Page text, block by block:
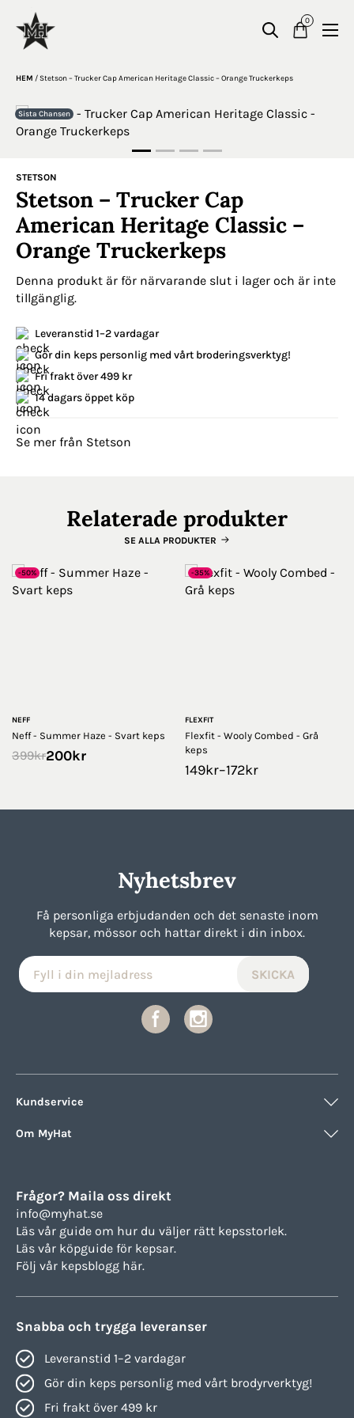
0
HEM /Stetson – Trucker Cap American Heritage Classic – Orange Truckerkeps
Sista Chansen
STETSON
Stetson – Trucker Cap
American Heritage Classic –
Orange Truckerkeps
Denna produkt är för närvarande slut i lager och är inte
tillgänglig.
Leveranstid 1–2 vardagar
Gör din keps personlig med vårt broderingsverktyg!
Fri frakt över 499 kr
14 dagars öppet köp
Se mer från Stetson
Relaterade produkter
SE ALLA PRODUKTER
-50%
NEFF
Neff - Summer Haze - Svart keps
399kr200kr
-35%
FLEXFIT
Flexfit - Wooly Combed - Grå
keps
149kr–172kr
Nyhetsbrev
Få personliga erbjudanden och det senaste inom
kepsar, mössor och hattar direkt i din inbox.
Kundservice
Om MyHat
Frågor? Maila oss direkt
info@myhat.se
Läs vår guide om hur du väljer rätt kepsstorlek.
Läs vår köpguide för kepsar.
Följ vår kepsblogg här.
Snabba och trygga leveranser
Leveranstid 1–2 vardagar
Gör din keps personlig med vårt brodyrverktyg!
Fri frakt över 499 kr